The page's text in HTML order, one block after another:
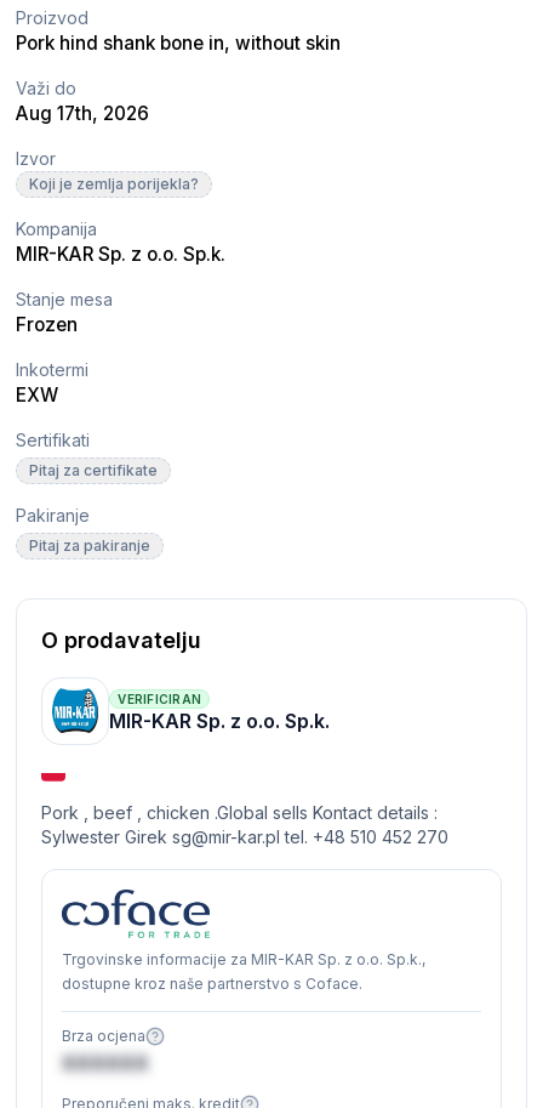
Proizvod
Pork hind shank bone in, without skin
Važi do
Aug 17th, 2026
Izvor
Koji je zemlja porijekla?
Kompanija
MIR-KAR Sp. z o.o. Sp.k.
Stanje mesa
Frozen
Inkotermi
EXW
Sertifikati
Pitaj za certifikate
Pakiranje
Pitaj za pakiranje
O prodavatelju
VERIFICIRAN
MIR-KAR Sp. z o.o. Sp.k.
Pork , beef , chicken .Global sells Kontact details :
Sylwester Gireksg@mir-kar.pl tel. +48 510 452 270
Trgovinske informacije za MIR-KAR Sp. z o.o. Sp.k.,
dostupne kroz naše partnerstvo s Coface.
Brza ocjena
XXXXXX
Preporučeni maks. kredit